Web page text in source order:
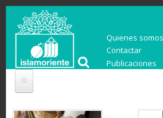
Quienes somos
Contactar
Publicaciones